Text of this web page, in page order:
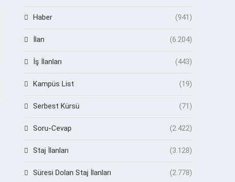
Haber (941)
İlan (6.204)
İş İlanları (443)
Kampüs List (19)
Serbest Kürsü (71)
Soru-Cevap (2.422)
Staj İlanları (3.128)
Süresi Dolan Staj İlanları (2.778)